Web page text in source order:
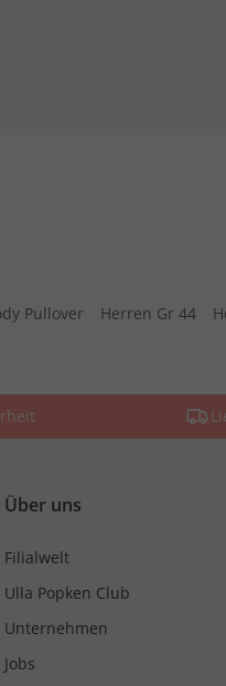
Pullover Herren Gr 44
Über uns
Filialwelt
Ulla Popken Club
Unternehmen
Jobs